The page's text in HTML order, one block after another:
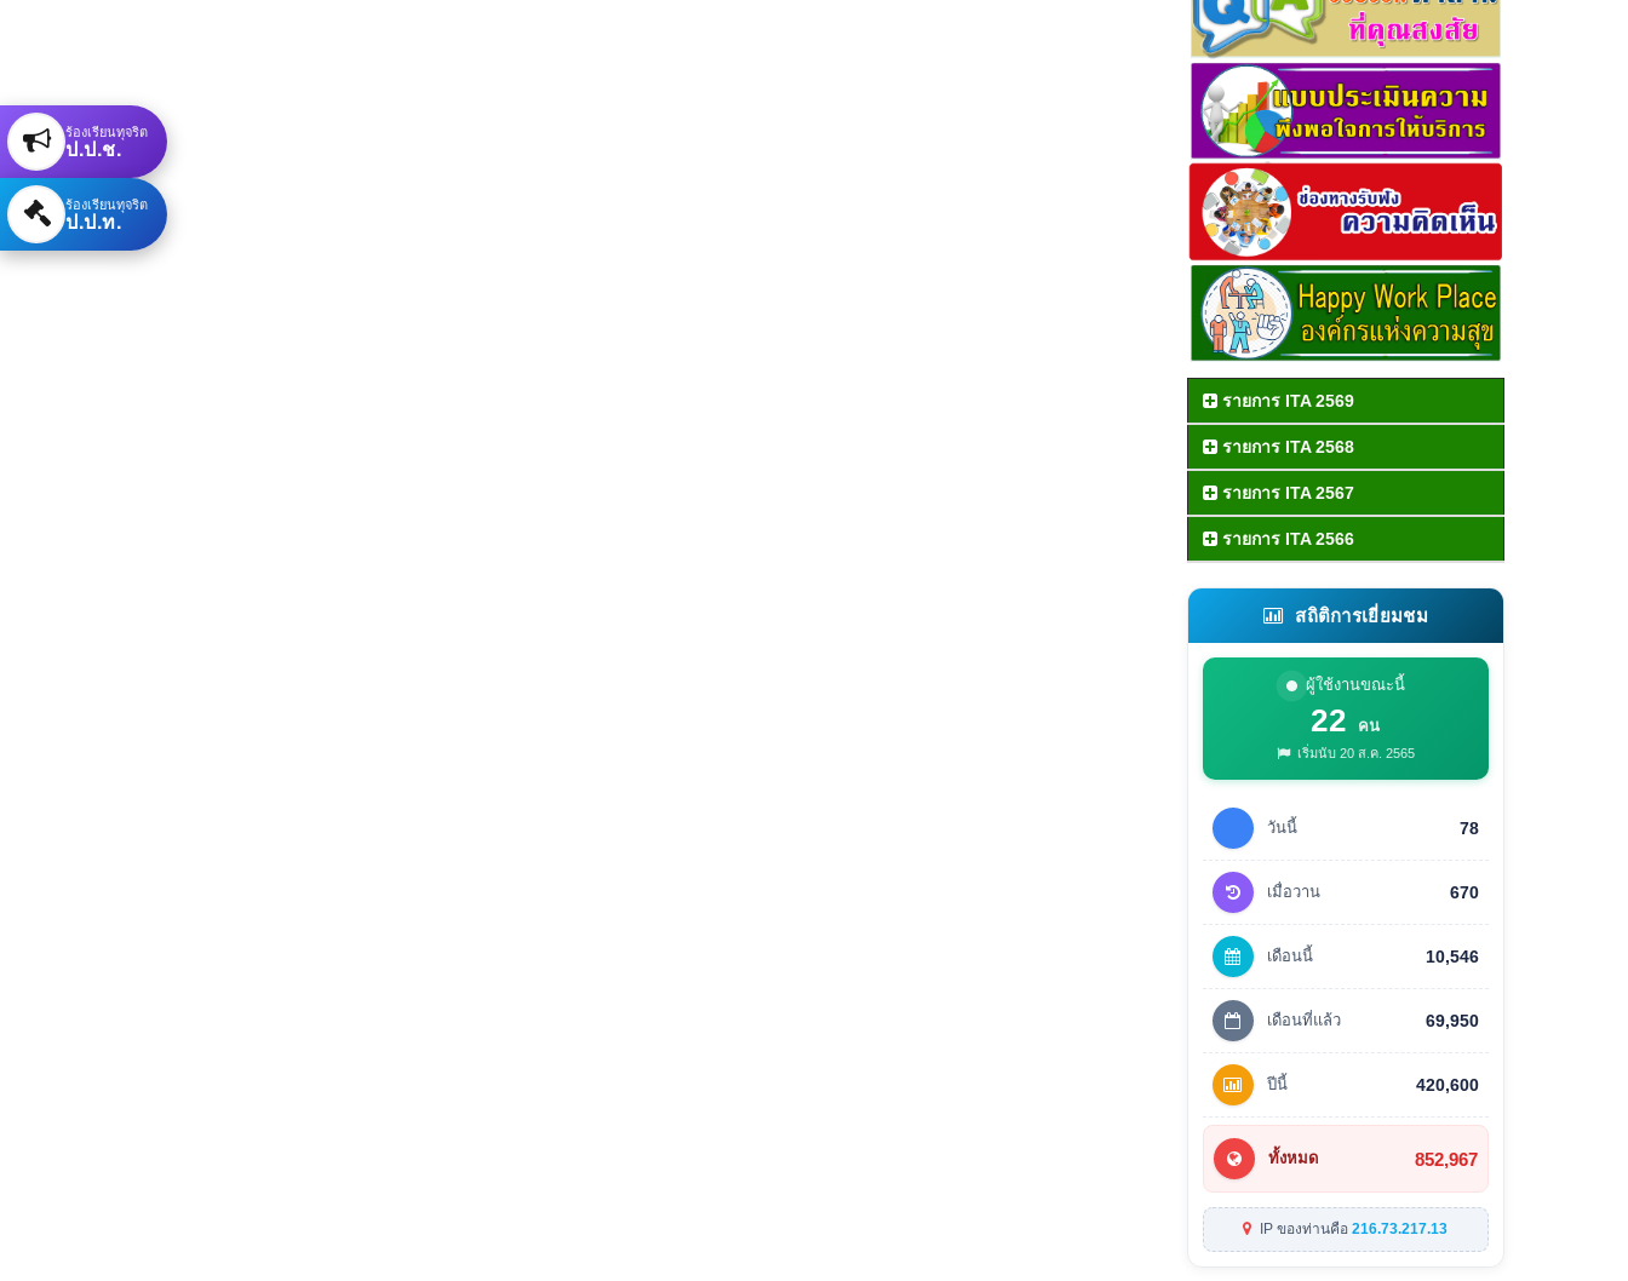
รายการ ITA 2569
รายการ ITA 2568
รายการ ITA 2567
รายการ ITA 2566
สถิติการเยี่ยมชม
ผู้ใช้งานขณะนี้
22 คน
เริ่มนับ 20 ส.ค. 2565
วันนี้ 78
เมื่อวาน 670
เดือนนี้ 10,546
เดือนที่แล้ว 69,950
ปีนี้ 420,600
ทั้งหมด 852,967
IP ของท่านคือ216.73.217.13
ร้องเรียนทุจริต
ป.ป.ช.
ร้องเรียนทุจริต
ป.ป.ท.